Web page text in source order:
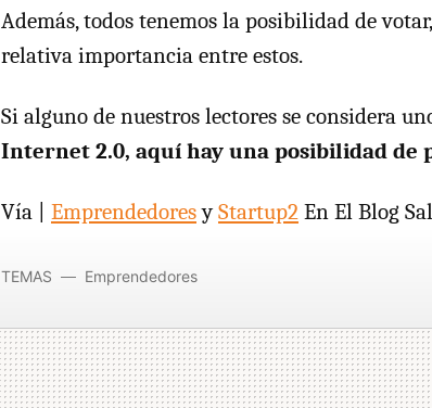
Además, todos tenemos la posibilidad de
relativa importancia entre estos.
Si alguno de nuestros lectores se considera
Internet 2.0, aquí hay una posibilidad de
Vía | EmprendedoresyStartup2 En El Blog
TEMAS Emprendedores